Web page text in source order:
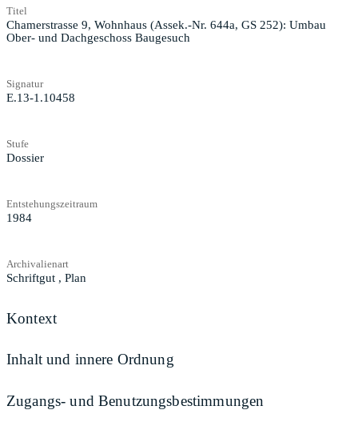
Titel
Chamerstrasse 9, Wohnhaus (Assek.-Nr. 644a, GS 252): Umbau
Ober- und Dachgeschoss Baugesuch
Signatur
E.13-1.10458
Stufe
Dossier
Entstehungszeitraum
1984
Archivalienart
Schriftgut , Plan
Kontext
Inhalt und innere Ordnung
Zugangs- und Benutzungsbestimmungen